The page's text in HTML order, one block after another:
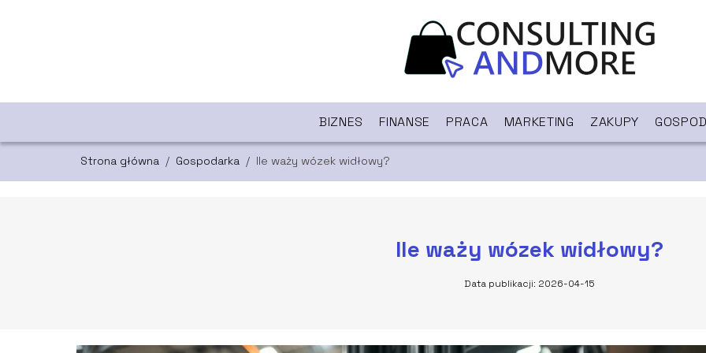
BIZNES FINANSE PRACA MARKETING ZAKUPY
Strona główna / Gospodarka / Ile waży wózek widłowy?
Ile waży wózek widłowy?
Data publikacji: 2026-04-15